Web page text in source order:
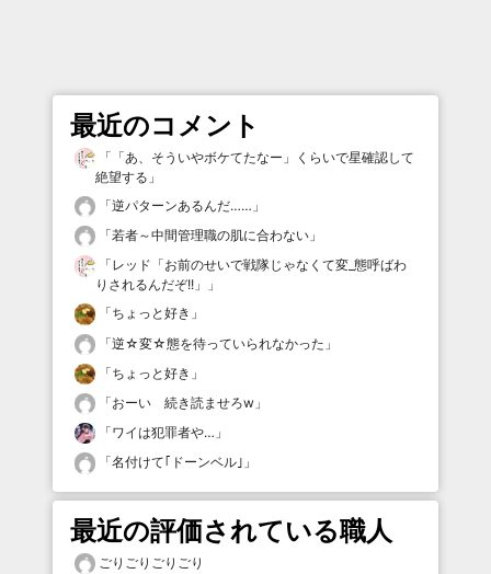
最近のコメント
「 「あ、そういやボケてたなー」くらいで星確認して
絶望する 」
「逆パターンあるんだ…… 」
「若者～中間管理職の肌に合わない 」
「レッド「お前のせいで戦隊じゃなくて変_態呼ばわ
りされるんだぞ!!」
」
「ちょっと好き 」
「逆☆変☆態を待っていられなかった 」
「ちょっと好き 」
「おーい 続き読ませろw 」
「ワイは犯罪者や… 」
「名付けて｢ドーンベル｣ 」
最近の評価されている職人
ごりごりごりごり